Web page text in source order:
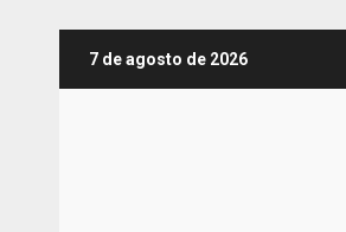
7 de agosto de 2026